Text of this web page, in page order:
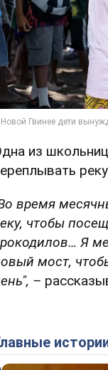
из
время
чтобы
Я
мост,
–
Главные